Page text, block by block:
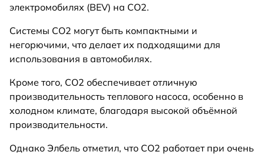
электромобилях (BEV) на CO2.
Системы CO2 могут быть компактными и
негорючими, что делает их подходящими для
использования в автомобилях.
Кроме того, CO2 обеспечивает отличную
производительность теплового насоса, особенно в
холодном климате, благодаря высокой объёмной
производительности.
Однако Элбель отметил, что CO2 работает при очень